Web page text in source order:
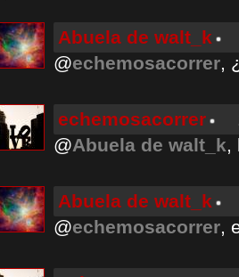
Abuela de walt_k
@echemosacorrer,
echemosacorrer
@Abuela de walt_k,
Abuela de walt_k
@echemosacorrer,